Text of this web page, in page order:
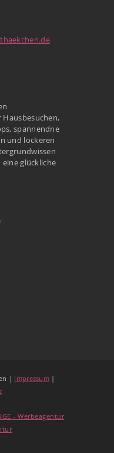
Hausbesuchen,
spannendne
und lockeren
glückliche
| Impressum |
- Werbeagentur